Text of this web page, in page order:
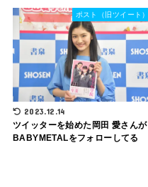
ポスト（旧ツイート）
2023.12.14
ツイッターを始めた岡田 愛さんが
BABYMETALをフォローしてる